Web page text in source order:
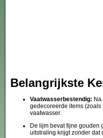
Belangrijkste
Vaatwasserbestendig: Na
gedecoreerde items
vaatwasser.
De lijm bevat fijne gouden
uitstraling krijgt zonder dat